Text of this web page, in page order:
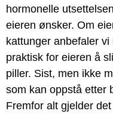
hormonelle
eieren ønsker. Om
kattunger anbefaler
praktisk for eieren å
piller. Sist, men ikke
som kan oppstå etter
Fremfor alt gjelder